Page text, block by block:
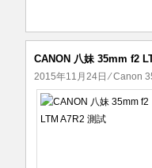
CANON 八妹 35mm f2
2015年11月24日 ⁄Canon